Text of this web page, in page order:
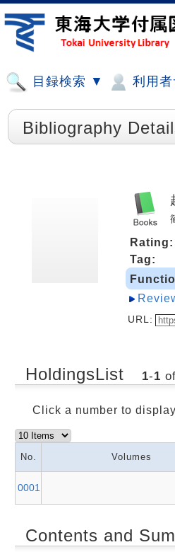
目録検索 ▼ 利用
Bibliography
Rating:
Tag:
URL:
HoldingsList 1-1
Click a number to
No. Volumes
0001
Contents and